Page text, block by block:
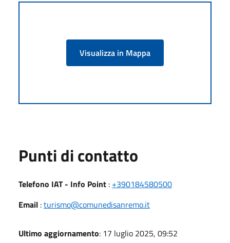
Visualizza in Mappa
Punti di contatto
Telefono IAT - Info Point : +390184580500
Email :turismo@comunedisanremo.it
Ultimo aggiornamento: 17 luglio 2025, 09:52